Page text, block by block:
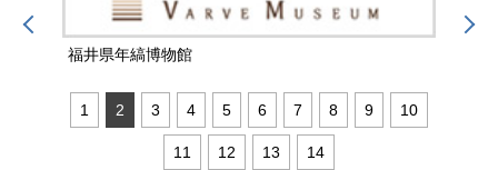
福井県年縞博物館
1 2 3 4 5 6 7 8 9 10
11 12 13 14